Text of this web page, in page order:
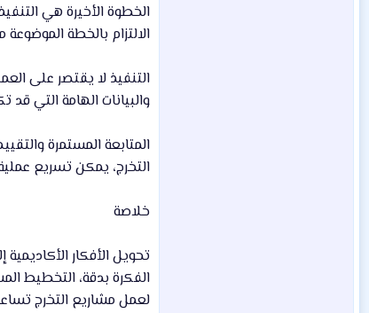
الخطوة الأخيرة هي
الالتزام بالخطة
التنفيذ لا يقتصر على
والبيانات الهامة
المتابعة المستمرة
التخرج، يمكن تسريع
خلاصة
تحويل الأفكار
الفكرة بدقة، التخطيط
لعمل مشاريع التخرج